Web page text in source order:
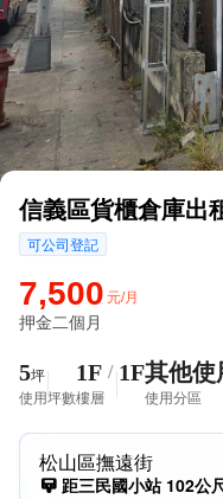
信義區貨櫃倉庫出
可公司登記
7,500 元/月
押金二個月
5坪
使用坪數
1F / 1F
樓層
其他使
使用分區
松山區撫遠街
距三民國小站 102公